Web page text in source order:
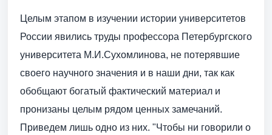
Целым этапом в изучении истории университетов
России явились труды профессора Петербургского
университета М.И.Сухомлинова, не потерявшие
своего научного значения и в наши дни, так как
обобщают богатый фактический материал и
пронизаны целым рядом ценных замечаний.
Приведем лишь одно из них. "Чтобы ни говорили о